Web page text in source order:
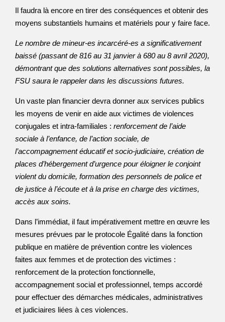
Il faudra là encore en tirer des conséquences et obtenir des
moyens substantiels humains et matériels pour y faire face.
Le nombre de mineur-es incarcéré-es a significativement
baissé (passant de 816 au 31 janvier à 680 au 8 avril 2020),
démontrant que des solutions alternatives sont possibles, la
FSU saura le rappeler dans les discussions futures.
Un vaste plan financier devra donner aux services publics
les moyens de venir en aide aux victimes de violences
conjugales et intra-familiales : renforcement de l’aide
sociale à l’enfance, de l’action sociale, de
l’accompagnement éducatif et socio-judiciaire, création de
places d’hébergement d’urgence pour éloigner le conjoint
violent du domicile, formation des personnels de police et
de justice à l’écoute et à la prise en charge des victimes,
accès aux soins.
Dans l’immédiat, il faut impérativement mettre en œuvre les
mesures prévues par le protocole Égalité dans la fonction
publique en matière de prévention contre les violences
faites aux femmes et de protection des victimes :
renforcement de la protection fonctionnelle,
accompagnement social et professionnel, temps accordé
pour effectuer des démarches médicales, administratives
et judiciaires liées à ces violences.